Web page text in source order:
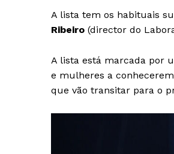
A lista tem os habituais
Ribeiro (director do
A lista está marcada por
e mulheres a
que vão transitar para o